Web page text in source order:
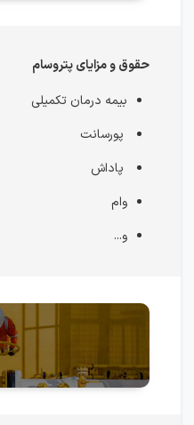
حقوق و مزایای پتروسام
بیمه درمان تکمیلی
پورسانت
پاداش
وام
و...